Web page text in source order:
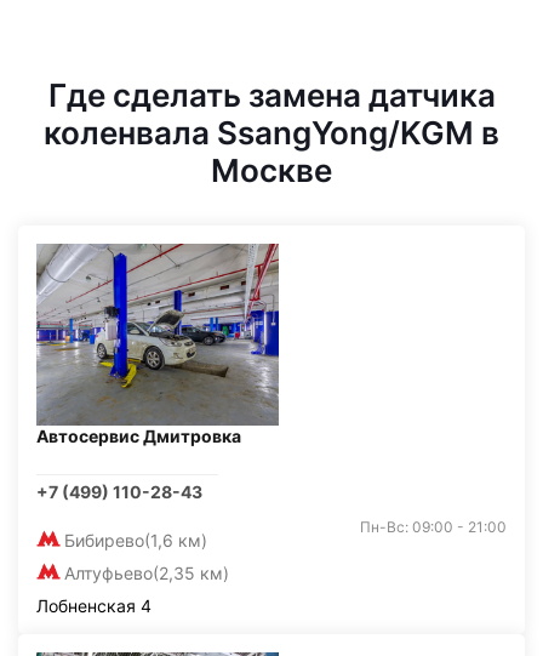
Где сделать замена датчика
коленвала SsangYong/KGM в
Москве
Автосервис Дмитровка
+7 (499) 110-28-43
Бибирево(1,6 км)
Алтуфьево(2,35 км)
Пн-Вс: 09:00 - 21:00
Лобненская 4